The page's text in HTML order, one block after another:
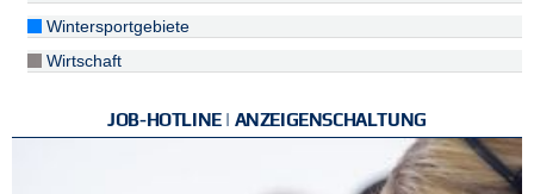
Wintersportgebiete
Wirtschaft
JOB-HOTLINE | ANZEIGENSCHALTUNG